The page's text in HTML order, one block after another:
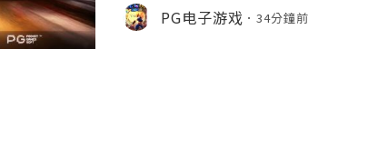
島、第二代C2自研基頻晶片及2nm製
引不少PG極速贏家用戶提前關注。其
PG电子游戏 34分鐘前